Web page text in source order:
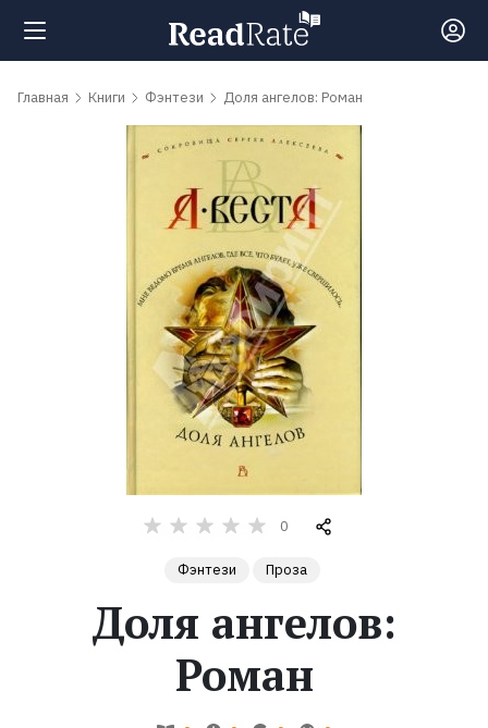
Поиск
Экранизации
Главная Книги Фэнтези Доля ангелов: Роман
0
Фэнтези Проза
Доля ангелов:
Роман